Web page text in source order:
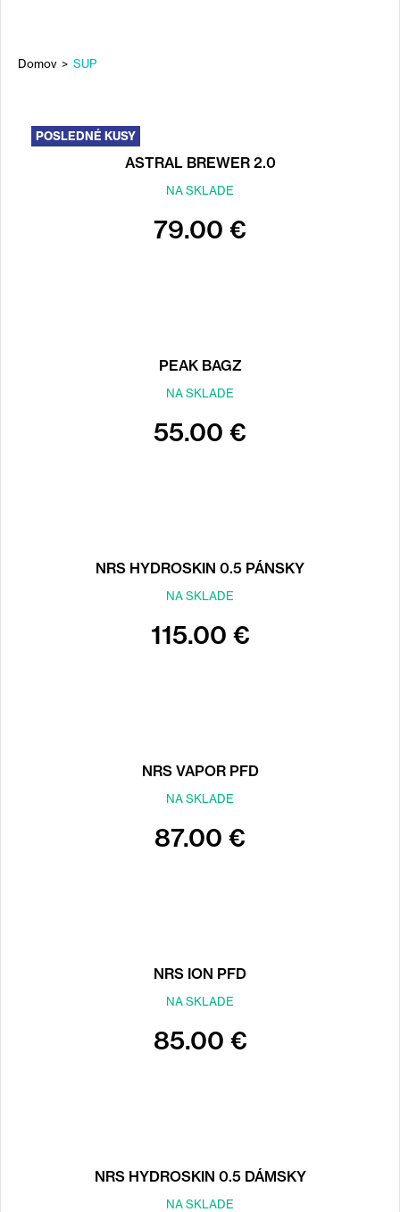
SA
TU
Domov > SUP
POSLEDNÉ KUSY
ASTRAL BREWER 2.0
NA SKLADE
79.00 €
PEAK BAGZ
NA SKLADE
55.00 €
NRS HYDROSKIN 0.5 PÁNSKY
NA SKLADE
115.00 €
NRS VAPOR PFD
NA SKLADE
87.00 €
NRS ION PFD
NA SKLADE
85.00 €
NRS HYDROSKIN 0.5 DÁMSKY
NA SKLADE